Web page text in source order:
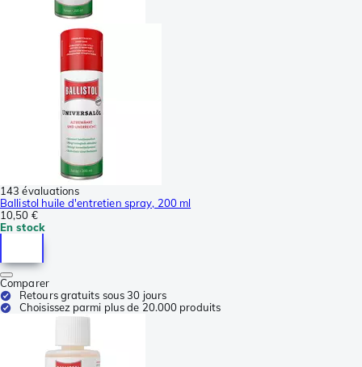
143 évaluations
Ballistol huile d'entretien spray, 200 ml
10,50 €
En stock
Comparer
Retours gratuits sous 30 jours
Choisissez parmi plus de 20.000 produits